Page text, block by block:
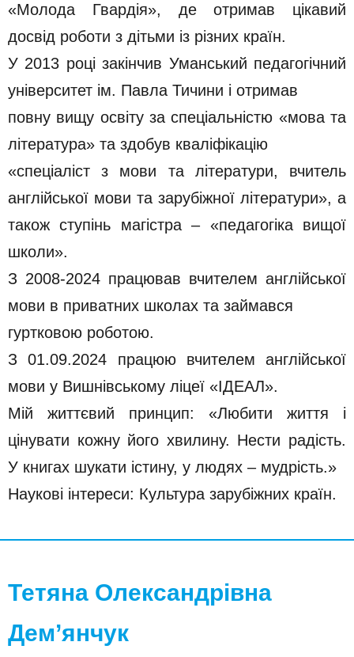
«Молода Гвардія», де отримав цікавий
досвід роботи з дітьми із різних країн.
У 2013 році закінчив Уманський педагогічний
університет ім. Павла Тичини і отримав
повну вищу освіту за спеціальністю «мова та
література» та здобув кваліфікацію
«спеціаліст з мови та літератури, вчитель
англійської мови та зарубіжної літератури», а
також ступінь магістра – «педагогіка вищої
школи».
З 2008-2024 працював вчителем англійської
мови в приватних школах та займався
гуртковою роботою.
З 01.09.2024 працюю вчителем англійської
мови у Вишнівському ліцеї «ІДЕАЛ».
Мій життєвий принцип: «Любити життя і
цінувати кожну його хвилину. Нести радість.
У книгах шукати істину, у людях – мудрість.»
Наукові інтереси: Культура зарубіжних країн.
Тетяна Олександрівна
Дем’янчук